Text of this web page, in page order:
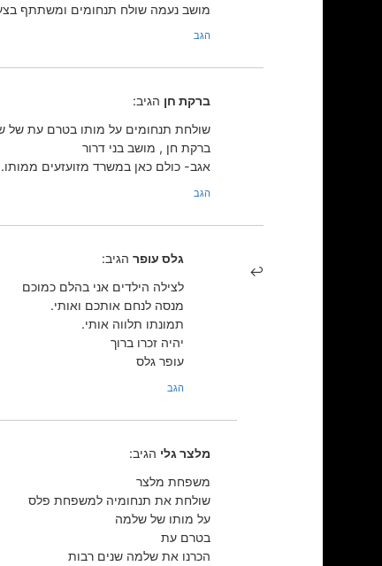
מושב נעמה שולח תנחומים ומשתתף
הגב
ברקת חן הגיב:
שולחת תנחומים על מותו בטרם עת
ברקת חן , מושב בני דרור
אגב- כולם כאן במשרד מזועזעים ממותו.
הגב
גלס עופר הגיב:
לצילה הילדים אני בהלם כמוכם
מנסה לנחם אותכם ואותי.
תמונתו תלווה אותי.
יהיה זכרו ברוך
עופר גלס
הגב
מלצר גלי הגיב:
משפחת מלצר
שולחת את תנחומיה למשפחת פלס
על מותו של שלמה
בטרם עת
הכרנו את שלמה שנים רבות